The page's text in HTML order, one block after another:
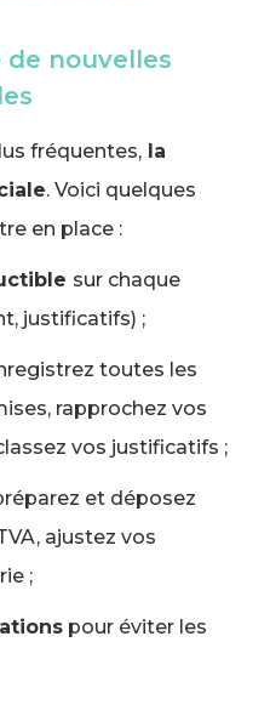
nouvelles
fréquentes, la
. Voici quelques
en place :
sur chaque
justificatifs) ;
toutes les
rapprochez vos
vos justificatifs ;
et déposez
ajustez vos
;
pour éviter les